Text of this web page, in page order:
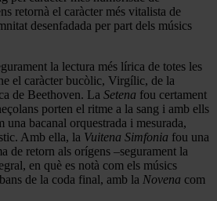
retornà el caràcter més vitalista de
desenfadada per part dels músics
la lectura més lírica de totes les
el caràcter bucòlic, Virgílic, de la
de Beethoven. La Setena fou certament
porten el ritme a la sang i amb ells
una bacanal orquestrada i mesurada,
Amb ella, la Vuitena Simfonia fou una
de retorn als orígens –segurament la
en què es notà com els músics
de la coda final, amb la Novena com